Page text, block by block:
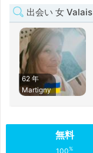
出会い 女 Valais
62 年
Martigny
無料
100%